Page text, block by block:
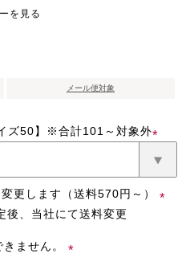
を見る
メール便対象
ズ50】※合計101～対象外
(必
須)
更します（送料570円～）
、当社にて送料変更
きません。